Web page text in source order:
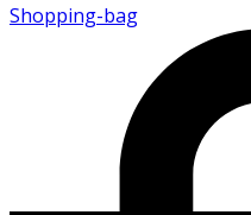
Shopping-bag